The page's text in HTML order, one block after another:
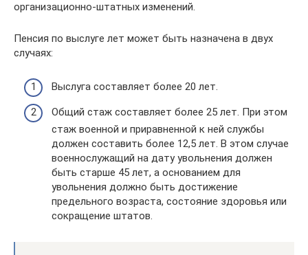
организационно-штатных изменений.
Пенсия по выслуге лет может быть назначена в двух
случаях:
Выслуга составляет более 20 лет.
Общий стаж составляет более 25 лет. При этом
стаж военной и приравненной к ней службы
должен составить более 12,5 лет. В этом случае
военнослужащий на дату увольнения должен
быть старше 45 лет, а основанием для
увольнения должно быть достижение
предельного возраста, состояние здоровья или
сокращение штатов.